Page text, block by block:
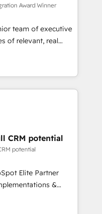
SaaS and
a customized
the value and
including a
Together, we
journey that sets your
Award Winner
team of executive
of relevant, real
HubSpot's
team brings over a
along with deep
to helping
solutions that fit
are thrilled to have
leading the
Their years
the HubSpot
CRM potential
potential
Elite Partner
&
and AI-ready Website